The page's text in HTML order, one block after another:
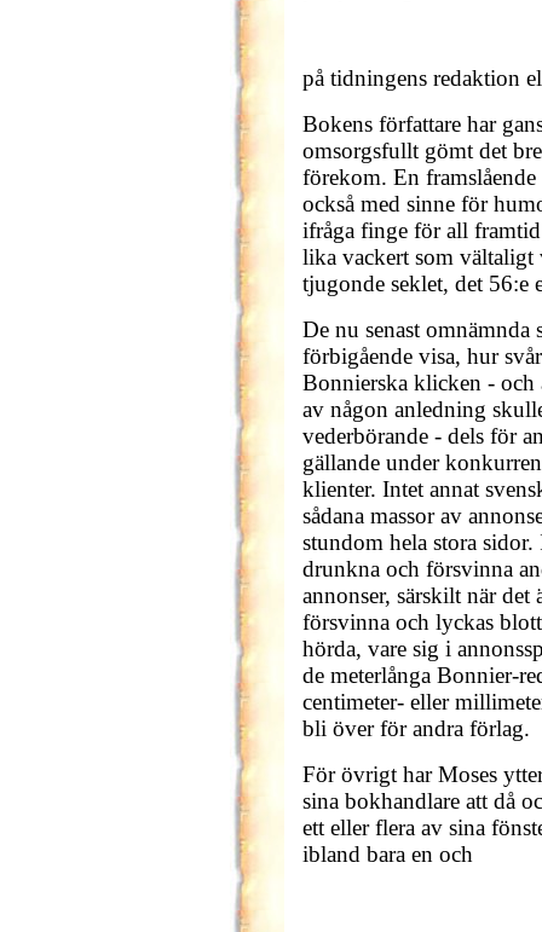
på tidningens redaktion
Bokens författare har
omsorgsfullt gömt det
förekom. En
också med sinne för
ifråga finge för all
lika vackert som
tjugonde seklet, det 56:e
De nu senast
förbigående visa, hur
Bonnierska klicken -
av någon anledning
vederbörande - dels för
gällande under
klienter. Intet annat
sådana massor av
stundom hela stora
drunkna och försvinna
annonser, särskilt när
försvinna och lyckas
hörda, vare sig i
de meterlånga Bonnier-
centimeter- eller
bli över för andra förlag.
För övrigt har Moses
sina bokhandlare att då
ett eller flera av sina
ibland bara en och